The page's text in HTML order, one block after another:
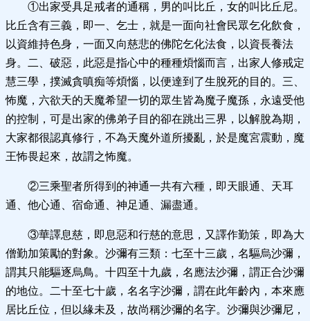
①出家受具足戒者的通稱，男的叫比丘，女的叫比丘尼。
比丘含有三義，即一、乞士，就是一面向社會民眾乞化飲食，
以資維持色身，一面又向慈悲的佛陀乞化法食，以資長養法
身。二、破惡，此惡是指心中的種種煩惱而言，出家人修戒定
慧三學，撲滅貪嗔痴等煩惱，以便達到了生脫死的目的。三、
怖魔，六欲天的天魔希望一切的眾生皆為魔子魔孫，永遠受他
的控制，可是出家的佛弟子目的卻在跳出三界，以解脫為期，
大家都很認真修行，不為天魔外道所擾亂，於是魔宮震動，魔
王怖畏起來，故謂之怖魔。
②三乘聖者所得到的神通一共有六種，即天眼通、天耳
通、他心通、宿命通、神足通、漏盡通。
③華譯息慈，即息惡和行慈的意思，又譯作勤策，即為大
僧勤加策勵的對象。沙彌有三類：七至十三歲，名驅烏沙彌，
謂其只能驅逐烏鳥。十四至十九歲，名應法沙彌，謂正合沙彌
的地位。二十至七十歲，名名字沙彌，謂在此年齡內，本來應
居比丘位，但以緣未及，故尚稱沙彌的名字。沙彌與沙彌尼，